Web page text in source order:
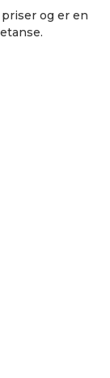
og er en